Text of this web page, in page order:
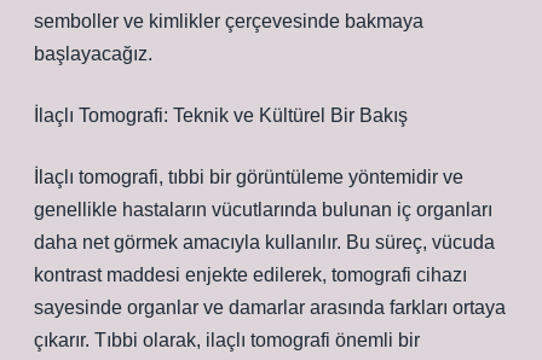
semboller ve kimlikler çerçevesinde bakmaya
başlayacağız.
İlaçlı Tomografi: Teknik ve Kültürel Bir Bakış
İlaçlı tomografi, tıbbi bir görüntüleme yöntemidir ve
genellikle hastaların vücutlarında bulunan iç organları
daha net görmek amacıyla kullanılır. Bu süreç, vücuda
kontrast maddesi enjekte edilerek, tomografi cihazı
sayesinde organlar ve damarlar arasında farkları ortaya
çıkarır. Tıbbi olarak, ilaçlı tomografi önemli bir